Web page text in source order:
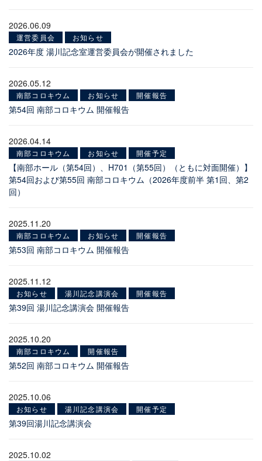
2026.06.09
運営委員会 お知らせ
2026年度 湯川記念室運営委員会が開催されました
2026.05.12
南部コロキウム お知らせ 開催報告
第54回 南部コロキウム 開催報告
2026.04.14
南部コロキウム お知らせ 開催予定
【南部ホール（第54回）、H701（第55回）（ともに対面開催）】
第54回および第55回 南部コロキウム（2026年度前半 第1回、第2
回）
2025.11.20
南部コロキウム お知らせ 開催報告
第53回 南部コロキウム 開催報告
2025.11.12
お知らせ 湯川記念講演会 開催報告
第39回 湯川記念講演会 開催報告
2025.10.20
南部コロキウム 開催報告
第52回 南部コロキウム 開催報告
2025.10.06
お知らせ 湯川記念講演会 開催予定
第39回湯川記念講演会
2025.10.02